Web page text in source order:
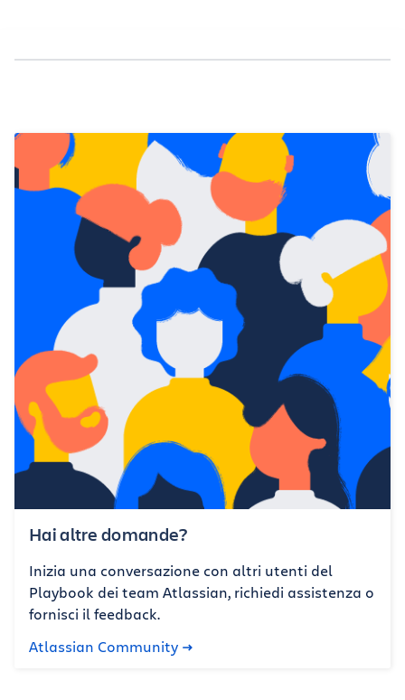
Hai altre domande?
Inizia una conversazione con altri utenti del
Playbook dei team Atlassian, richiedi assistenza o
fornisci il feedback.
Atlassian Community